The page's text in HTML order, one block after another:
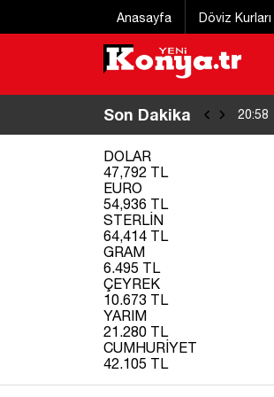
Anasayfa Döviz Kurları
Son Dakika 20:16
DOLAR
47,792 TL
EURO
54,936 TL
STERLİN
64,414 TL
GRAM
6.495 TL
ÇEYREK
10.673 TL
YARIM
21.280 TL
CUMHURİYET
42.105 TL